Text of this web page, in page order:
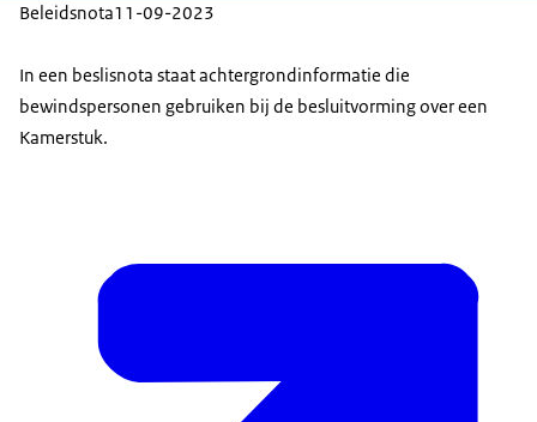
Beleidsnota11-09-2023
In een beslisnota staat achtergrondinformatie die
bewindspersonen gebruiken bij de besluitvorming over een
Kamerstuk.